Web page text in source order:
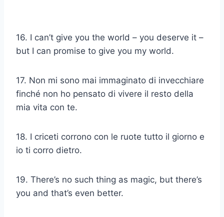
16. I can’t give you the world – you deserve it –
but I can promise to give you my world.
17. Non mi sono mai immaginato di invecchiare
finché non ho pensato di vivere il resto della
mia vita con te.
18. I criceti corrono con le ruote tutto il giorno e
io ti corro dietro.
19. There’s no such thing as magic, but there’s
you and that’s even better.